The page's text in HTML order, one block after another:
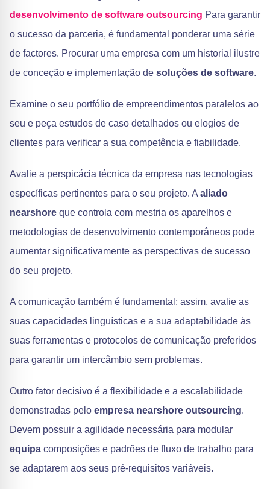
desenvolvimento de software outsourcing Para garantir
o sucesso da parceria, é fundamental ponderar uma série
de factores. Procurar uma empresa com um historial ilustre
de conceção e implementação de soluções de software.
Examine o seu portfólio de empreendimentos paralelos ao
seu e peça estudos de caso detalhados ou elogios de
clientes para verificar a sua competência e fiabilidade.
Avalie a perspicácia técnica da empresa nas tecnologias
específicas pertinentes para o seu projeto. A aliado
nearshore que controla com mestria os aparelhos e
metodologias de desenvolvimento contemporâneos pode
aumentar significativamente as perspectivas de sucesso
do seu projeto.
A comunicação também é fundamental; assim, avalie as
suas capacidades linguísticas e a sua adaptabilidade às
suas ferramentas e protocolos de comunicação preferidos
para garantir um intercâmbio sem problemas.
Outro fator decisivo é a flexibilidade e a escalabilidade
demonstradas pelo empresa nearshore outsourcing.
Devem possuir a agilidade necessária para modular
equipa composições e padrões de fluxo de trabalho para
se adaptarem aos seus pré-requisitos variáveis.